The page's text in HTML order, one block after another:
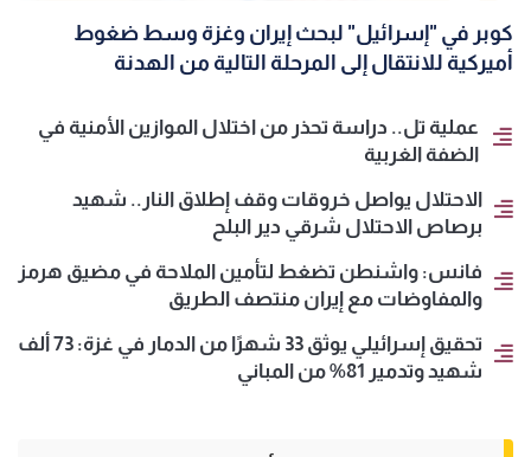
كوبر في "إسرائيل" لبحث إيران وغزة وسط ضغوط
أميركية للانتقال إلى المرحلة التالية من الهدنة
عملية تل.. دراسة تحذر من اختلال الموازين الأمنية في
الضفة الغربية
الاحتلال يواصل خروقات وقف إطلاق النار.. شهيد
برصاص الاحتلال شرقي دير البلح
فانس: واشنطن تضغط لتأمين الملاحة في مضيق هرمز
والمفاوضات مع إيران منتصف الطريق
تحقيق إسرائيلي يوثق 33 شهرًا من الدمار في غزة: 73 ألف
شهيد وتدمير 81% من المباني